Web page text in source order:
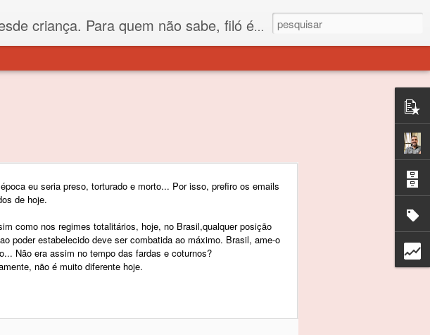
exposto ao ar soprado para dentro, nunca vai se encher. Aí está o propósito deste nome... Para viver em sociedade tem que ter saco de filó.
eu seria preso, torturado e morto... Por isso, prefiro os emails
de hoje.
como nos regimes totalitários, hoje, no Brasil,qualquer posição
poder estabelecido deve ser combatida ao máximo. Brasil, ame-o
Não era assim no tempo das fardas e coturnos?
não é muito diferente hoje.